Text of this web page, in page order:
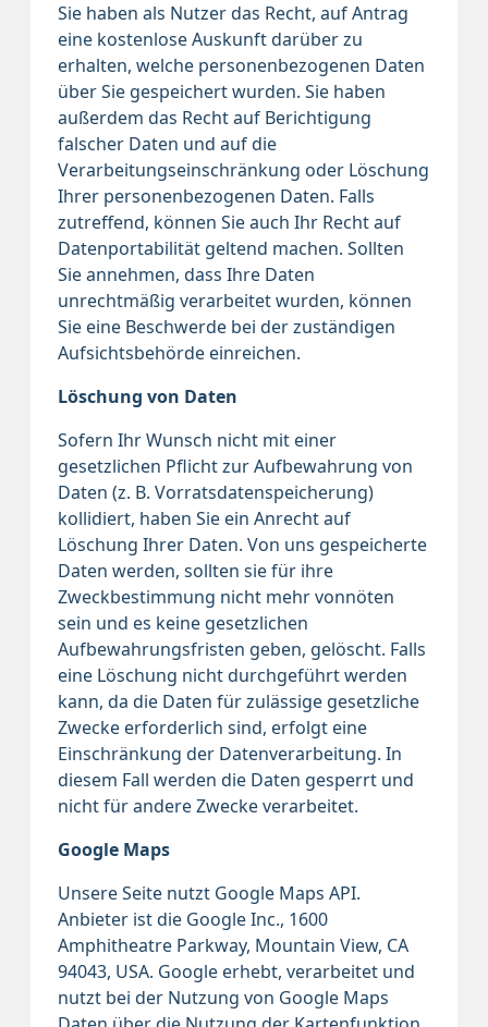
Sie haben als Nutzer das Recht, auf Antrag
eine kostenlose Auskunft darüber zu
erhalten, welche personenbezogenen Daten
über Sie gespeichert wurden. Sie haben
außerdem das Recht auf Berichtigung
falscher Daten und auf die
Verarbeitungseinschränkung oder Löschung
Ihrer personenbezogenen Daten. Falls
zutreffend, können Sie auch Ihr Recht auf
Datenportabilität geltend machen. Sollten
Sie annehmen, dass Ihre Daten
unrechtmäßig verarbeitet wurden, können
Sie eine Beschwerde bei der zuständigen
Aufsichtsbehörde einreichen.
Löschung von Daten
Sofern Ihr Wunsch nicht mit einer
gesetzlichen Pflicht zur Aufbewahrung von
Daten (z. B. Vorratsdatenspeicherung)
kollidiert, haben Sie ein Anrecht auf
Löschung Ihrer Daten. Von uns gespeicherte
Daten werden, sollten sie für ihre
Zweckbestimmung nicht mehr vonnöten
sein und es keine gesetzlichen
Aufbewahrungsfristen geben, gelöscht. Falls
eine Löschung nicht durchgeführt werden
kann, da die Daten für zulässige gesetzliche
Zwecke erforderlich sind, erfolgt eine
Einschränkung der Datenverarbeitung. In
diesem Fall werden die Daten gesperrt und
nicht für andere Zwecke verarbeitet.
Google Maps
Unsere Seite nutzt Google Maps API.
Anbieter ist die Google Inc., 1600
Amphitheatre Parkway, Mountain View, CA
94043, USA. Google erhebt, verarbeitet und
nutzt bei der Nutzung von Google Maps